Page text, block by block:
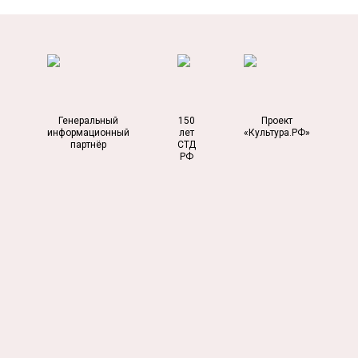
Генеральный
информационный
партнёр
150
лет
СТД
РФ
Проект
«Культура.РФ»